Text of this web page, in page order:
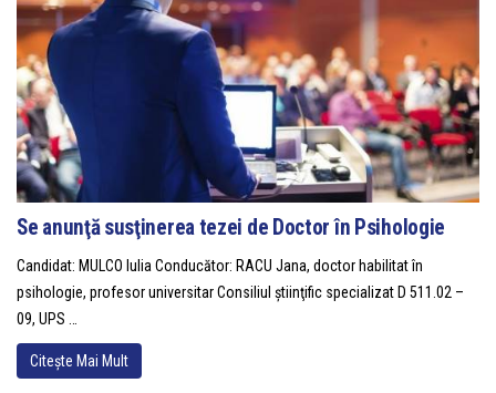
Se anunţă susţinerea tezei de Doctor în Psihologie
Candidat: MULCO Iulia Conducător: RACU Jana, doctor habilitat în
psihologie, profesor universitar Consiliul ştiinţific specializat D 511.02 –
09, UPS …
Citește Mai Mult